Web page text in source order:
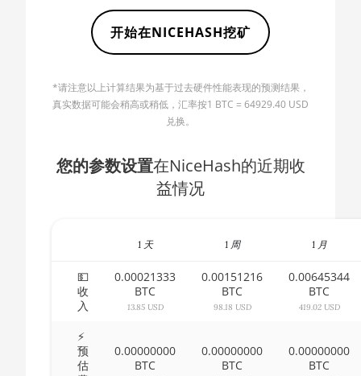
🇧🇦ㅤ BAM - KM
🏳ㅤ BBD - Bds$
🇧🇬ㅤ BGN
🇧🇮ㅤ BIF - FBu
🇧🇷ㅤ BRL - R$
🏳ㅤ BSD - B$
🇧🇹ㅤ BTN - Nu.
🇧🇼ㅤ BWP
AMD CPU Ryzen 5 1600X
AMD CPU Ryzen 5 2600
AMD CPU Ryzen 5 3500X
AMD CPU Ryzen 5 3600X
AMD CPU Ryzen 5 3600XT
AMD CPU Ryzen 5 7600X
AMD CPU Ryzen 7 1700
AMD CPU Ryzen 7 1700X
AMD CPU Ryzen 7 1800X
AMD CPU Ryzen 7 2700
开始在NICEHASH挖矿
*请注意以上计算结果为基于过去硬件性能表现的预测结果，
真实数据可能会稍高或稍低，汇率按1 BTC = 64929.40 USD
兑换。
您的参数设置在NiceHash的近期收
益情况
1 天 1 周 1 月
💵
收
入
0.00021333
BTC
13.85 USD
0.00151216
BTC
98.18 USD
0.00645344
BTC
419.02 USD
⚡
预
估
0.00000000
BTC
0.00000000
BTC
0.00000000
BTC